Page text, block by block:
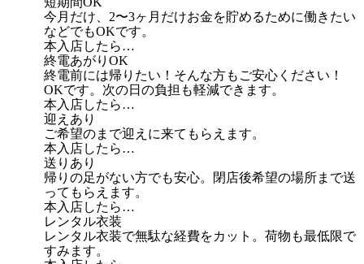
今月だけ、2〜3ヶ月だけお金を貯めるために働きたい
などでもOKです。
本入店したら…
終電あがりOK
終電前には帰りたい！そんな方もご安心ください！
OKです。次の日の負担も軽減できます。
本入店したら…
迎えあり
ご希望のまで迎えに来てもらえます。
本入店したら…
送りあり
帰りの足がない方でも安心。閉店後希望の場所まで送
ってもらえます。
本入店したら…
レンタル衣装
レンタル衣装で無駄な経費をカット。荷物も最低限で
すみます。